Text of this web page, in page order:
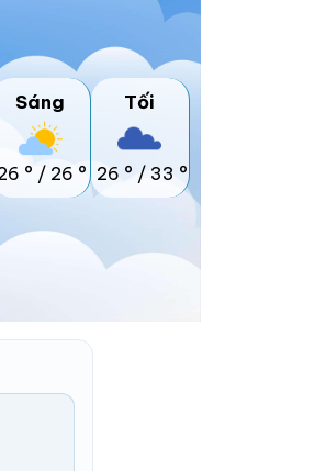
Sáng
° / 26 °
Tối
26 ° / 33 °